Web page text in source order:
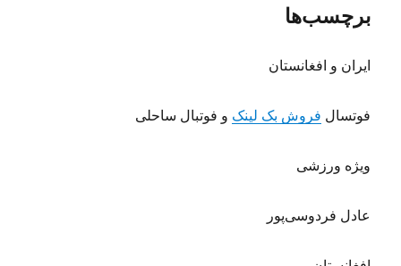
برچسب‌ها
ایران و افغانستان
فوتسال فروش بک لینک و فوتبال ساحلی
ویژه ورزشی
عادل فردوسی‌پور